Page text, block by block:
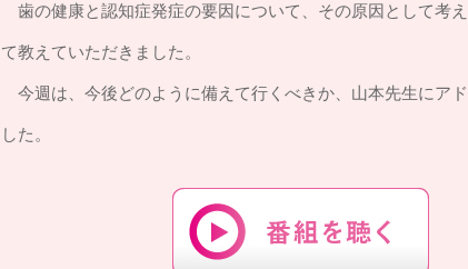
歯の健康と認知症発症の要因について、その原因として考
て教えていただきました。
今週は、今後どのように備えて行くべきか、山本先生にア
した。